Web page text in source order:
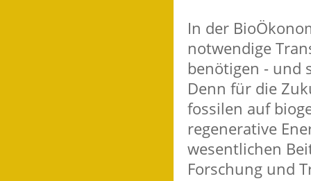
In der
notwendige
benötigen - und
Denn für die
fossilen auf
regenerative
wesentlichen
Forschung und